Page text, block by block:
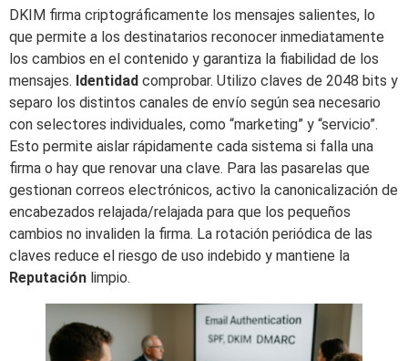
DKIM firma criptográficamente los mensajes salientes, lo
que permite a los destinatarios reconocer inmediatamente
los cambios en el contenido y garantiza la fiabilidad de los
mensajes. Identidad comprobar. Utilizo claves de 2048 bits y
separo los distintos canales de envío según sea necesario
con selectores individuales, como “marketing” y “servicio”.
Esto permite aislar rápidamente cada sistema si falla una
firma o hay que renovar una clave. Para las pasarelas que
gestionan correos electrónicos, activo la canonicalización de
encabezados relajada/relajada para que los pequeños
cambios no invaliden la firma. La rotación periódica de las
claves reduce el riesgo de uso indebido y mantiene la
Reputación limpio.